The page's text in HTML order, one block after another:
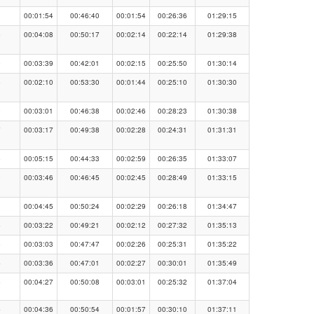
00:01:54 00:46:40 00:01:54 00:26:36
01:29:15
00:04:08 00:50:17 00:02:14 00:22:14 01:29:38
00:03:39 00:42:01 00:02:15 00:25:50
01:30:14
00:02:10 00:53:30 00:01:44 00:25:10 01:30:30
00:03:01 00:46:38 00:02:46 00:28:23
01:30:38
00:03:17 00:49:38 00:02:28 00:24:31 01:31:31
00:05:15 00:44:33 00:02:59 00:26:35
01:33:07
00:03:46 00:46:45 00:02:45 00:28:49 01:33:15
00:04:45 00:50:24 00:02:29 00:26:18
01:34:47
00:03:22 00:49:21 00:02:12 00:27:32
01:35:13
00:03:03 00:47:47 00:02:26 00:25:31
01:35:22
00:03:36 00:47:01 00:02:27 00:30:01
01:35:49
00:04:27 00:50:08 00:03:01 00:25:32 01:37:04
00:04:36 00:50:54 00:01:57 00:30:10 01:37:11